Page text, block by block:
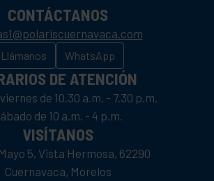
CONTÁCTANOS
Llámanos WhatsApp
DE ATENCIÓN
de 10.30 a.m. - 7.30 p.m.
de 10 a.m. - 4 p.m.
VISÍTANOS
5, Vista Hermosa, 62290
Cuernavaca, Morelos